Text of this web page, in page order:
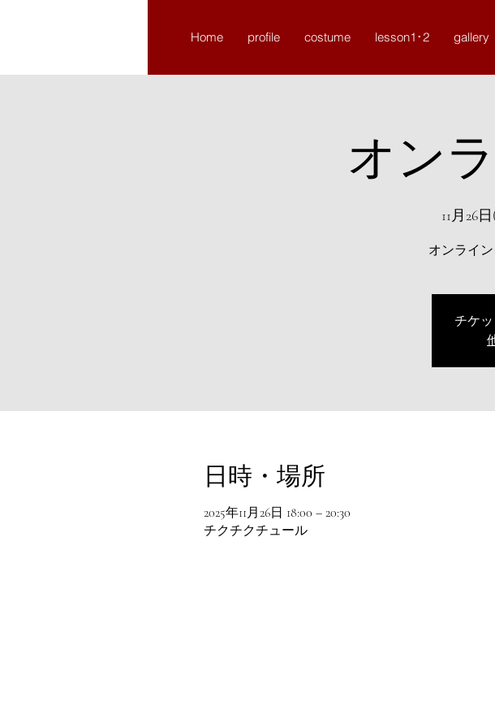
Home profile costume lesson1･2 gallery
オン
11月26
オンライ
チケ
日時・場所
2025年11月26日 18:00 – 20:30
チクチクチュール